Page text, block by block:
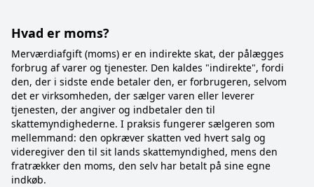
Hvad er moms?
Merværdiafgift (moms) er en indirekte skat, der pålægges
forbrug af varer og tjenester. Den kaldes "indirekte", fordi
den, der i sidste ende betaler den, er forbrugeren, selvom
det er virksomheden, der sælger varen eller leverer
tjenesten, der angiver og indbetaler den til
skattemyndighederne. I praksis fungerer sælgeren som
mellemmand: den opkræver skatten ved hvert salg og
videregiver den til sit lands skattemyndighed, mens den
fratrækker den moms, den selv har betalt på sine egne
indkøb.